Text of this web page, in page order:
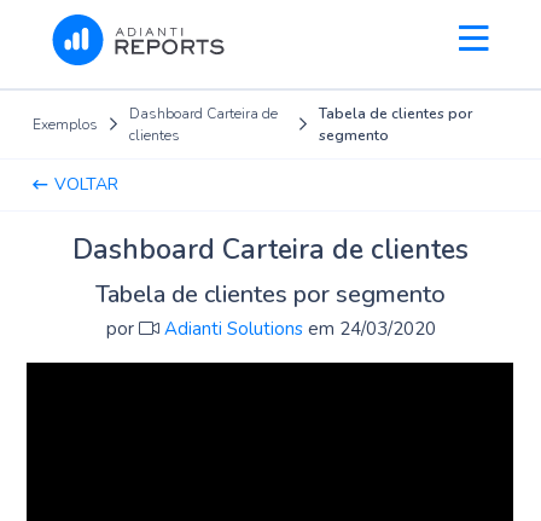
Exemplos
Dashboard Carteira de
clientes
Tabela de clientes por
segmento
VOLTAR
Dashboard Carteira de clientes
Tabela de clientes por segmento
por Adianti Solutionsem 24/03/2020